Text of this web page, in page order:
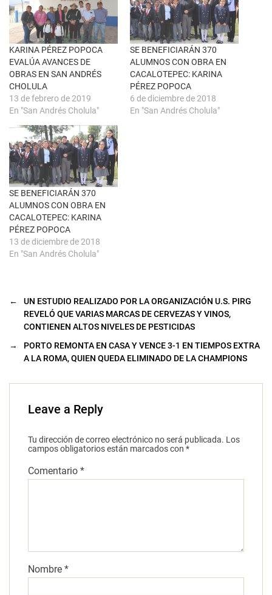
u
n
a
v
e
n
t
a
n
a
n
u
e
v
)
a
c
e
b
o
o
k
(
S
e
r
e
e
u
n
a
v
e
n
t
a
n
a
n
u
e
v
a
)
KARINA PÉREZ POPOCA
EVALÚA AVANCES DE
OBRAS EN SAN ANDRÉS
CHOLULA
13 de febrero de 2019
En "San Andrés Cholula"
SE BENEFICIARÁN 370
ALUMNOS CON OBRA EN
CACALOTEPEC: KARINA
PÉREZ POPOCA
6 de diciembre de 2018
En "San Andrés Cholula"
SE BENEFICIARÁN 370
ALUMNOS CON OBRA EN
CACALOTEPEC: KARINA
PÉREZ POPOCA
13 de diciembre de 2018
En "San Andrés Cholula"
←
UN ESTUDIO REALIZADO POR LA ORGANIZACIÓN U.S. PIRG
REVELÓ QUE VARIAS MARCAS DE CERVEZAS Y VINOS,
CONTIENEN ALTOS NIVELES DE PESTICIDAS
→
PORTO REMONTA EN CASA Y VENCE 3-1 EN TIEMPOS EXTRA
A LA ROMA, QUIEN QUEDA ELIMINADO DE LA CHAMPIONS
Leave a Reply
Tu dirección de correo electrónico no será publicada. Los
campos obligatorios están marcados con *
Comentario *
Nombre *